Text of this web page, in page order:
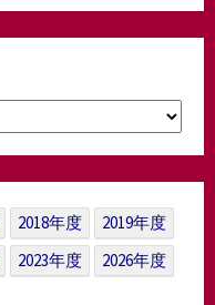
2018年度
2019年度
2023年度 2026年度